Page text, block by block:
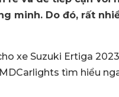
minh. Do đó, rất
xe Suzuki Ertiga
tìm hiểu